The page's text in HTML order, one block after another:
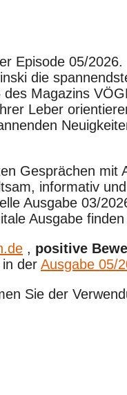
Episode 05/2026.
die
Magazins
Leber
Gesprächen mit
informativ
Ausgabe 03/
Ausgabe
, positive
der Ausgabe 05/
Sie der